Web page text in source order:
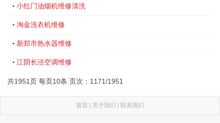
• 小红门油烟机维修清洗
• 淘金洗衣机维修
• 新郑市热水器维修
• 江阴长泾空调维修
共1951页 每页10条 页次：1171/1951
首页 | 关于我们 | 联系我们